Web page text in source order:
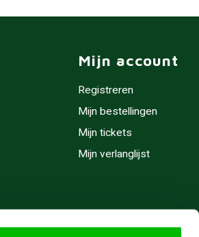
Mijn account
Registreren
Mijn bestellingen
Mijn tickets
Mijn verlanglijst